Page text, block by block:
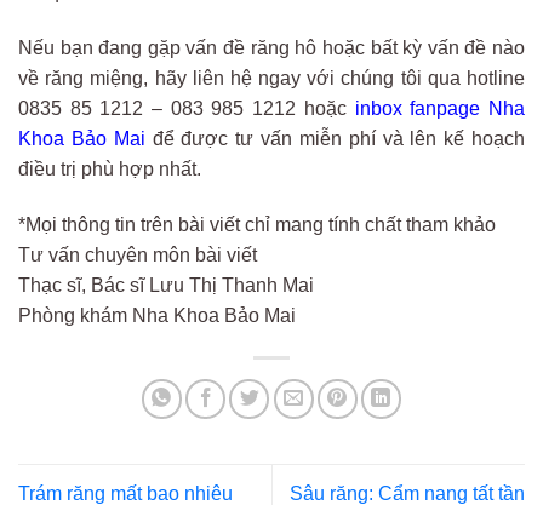
Nếu bạn đang gặp vấn đề răng hô hoặc bất kỳ vấn đề nào
về răng miệng, hãy liên hệ ngay với chúng tôi qua hotline
0835 85 1212 – 083 985 1212 hoặc inbox fanpage Nha
Khoa Bảo Mai để được tư vấn miễn phí và lên kế hoạch
điều trị phù hợp nhất.
*Mọi thông tin trên bài viết chỉ mang tính chất tham khảo
Tư vấn chuyên môn bài viết
Thạc sĩ, Bác sĩ Lưu Thị Thanh Mai
Phòng khám Nha Khoa Bảo Mai
Trám răng mất bao nhiêu
Sâu răng: Cẩm nang tất tần